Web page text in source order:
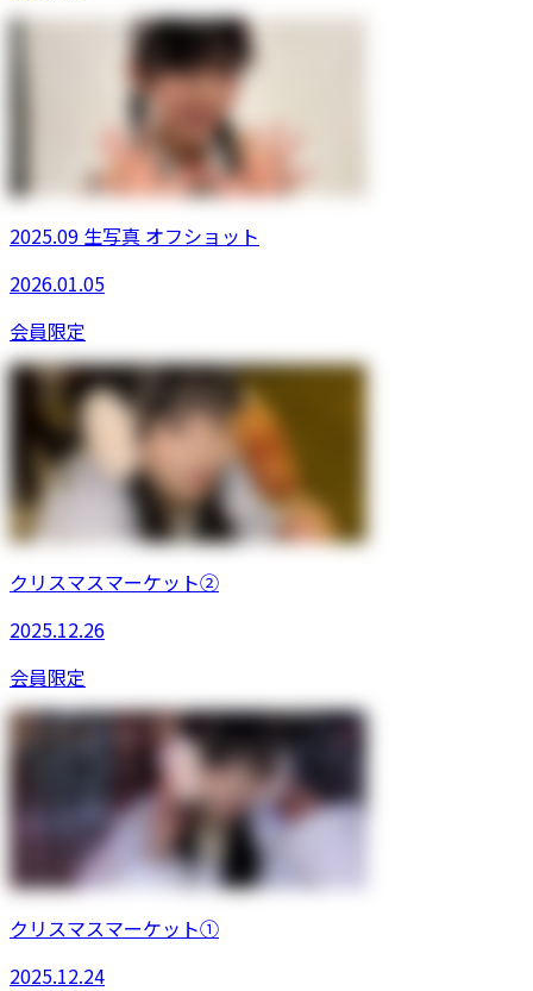
2025.09 生写真 オフショット
2026.01.05
会員限定
クリスマスマーケット②
2025.12.26
会員限定
クリスマスマーケット①
2025.12.24